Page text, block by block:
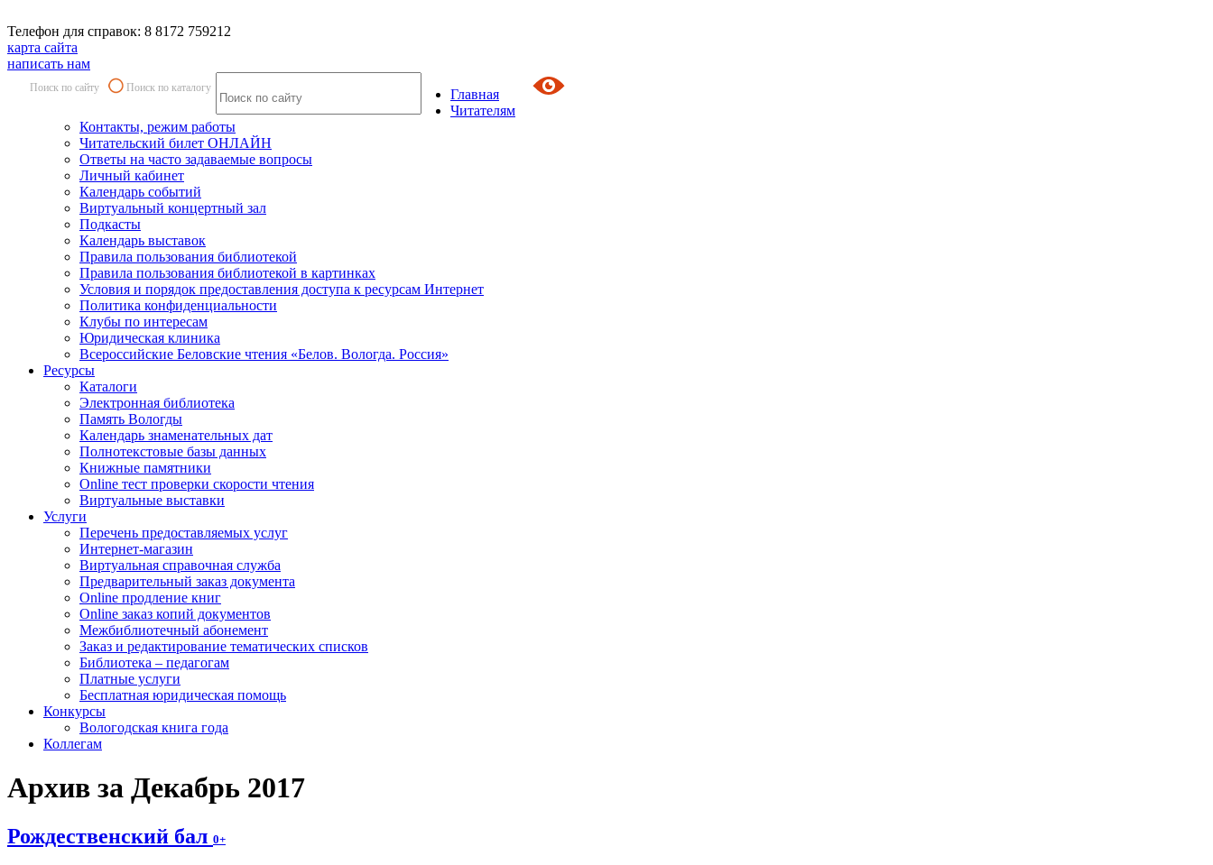
Телефон для справок: 8 8172 759212
карта сайта
написать нам
Поиск по сайту Поиск по каталогу
Главная
Читателям
Контакты, режим работы
Читательский билет ОНЛАЙН
Ответы на часто задаваемые вопросы
Личный кабинет
Календарь событий
Виртуальный концертный зал
Подкасты
Календарь выставок
Правила пользования библиотекой
Правила пользования библиотекой в картинках
Условия и порядок предоставления доступа к ресурсам Интернет
Политика конфиденциальности
Клубы по интересам
Юридическая клиника
Всероссийские Беловские чтения «Белов. Вологда. Россия»
Ресурсы
Каталоги
Электронная библиотека
Память Вологды
Календарь знаменательных дат
Полнотекстовые базы данных
Книжные памятники
Online тест проверки скорости чтения
Виртуальные выставки
Услуги
Перечень предоставляемых услуг
Интернет-магазин
Виртуальная справочная служба
Предварительный заказ документа
Online продление книг
Online заказ копий документов
Межбиблиотечный абонемент
Заказ и редактирование тематических списков
Библиотека – педагогам
Платные услуги
Бесплатная юридическая помощь
Конкурсы
Вологодская книга года
Коллегам
Архив за Декабрь 2017
Рождественский бал 0+